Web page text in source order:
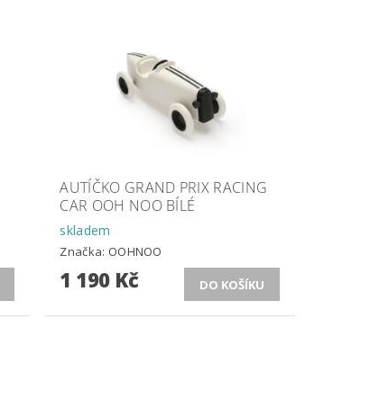
AUTÍČKO GRAND PRIX RACING
CAR OOH NOO BÍLÉ
skladem
Značka: OOHNOO
1 190 Kč